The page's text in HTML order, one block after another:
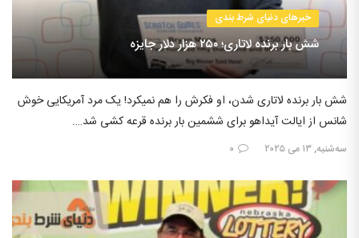
خبرهای دنیای شرط بندی
شش بار برنده لاتاری؛ ۲۵۰ هزار دلار جایزه
شش بار برنده لاتاری شدن، او فکرش را هم نمیکرد! یک مرد آمریکایی خوش
شانس از ایالت آیداهو برای ششمین بار برنده قرعه کشی شد….
سه‌شنبه, ۱۳ می ۲۰۲۵ ۰